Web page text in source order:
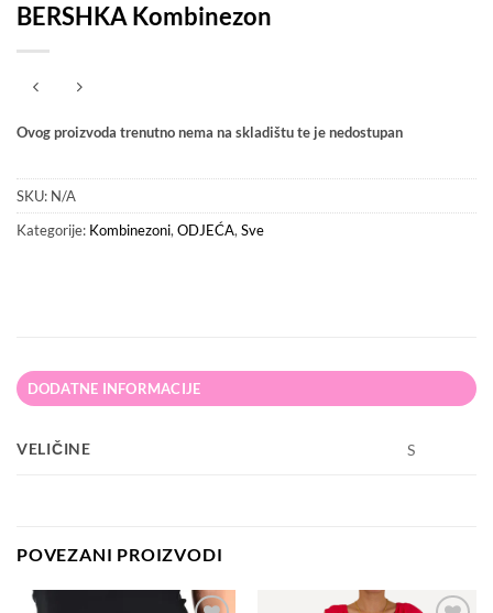
BERSHKA Kombinezon
Ovog proizvoda trenutno nema na skladištu te je nedostupan
SKU: N/A
Kategorije: Kombinezoni, ODJEĆA, Sve
DODATNE INFORMACIJE
VELIČINE S
POVEZANI PROIZVODI